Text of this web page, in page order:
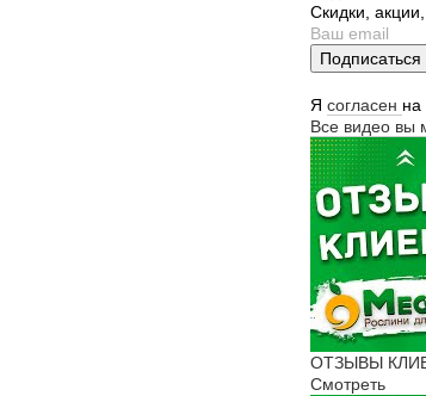
Скидки,
Подписаться
Я согласен на
Все видео вы
ОТЗЫВЫ
Смотреть